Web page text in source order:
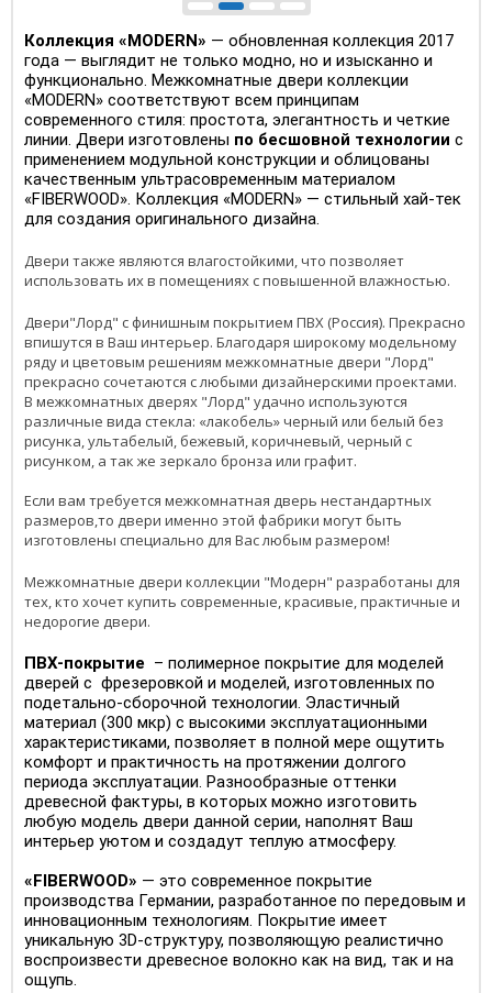
Коллекция «MODERN» — обновленная коллекция 2017
года — выглядит не только модно, но и изысканно и
функционально. Межкомнатные двери коллекции
«MODERN» соответствуют всем принципам
современного стиля: простота, элегантность и четкие
линии. Двери изготовлены по бесшовной технологии с
применением модульной конструкции и облицованы
качественным ультрасовременным материалом
«FIBERWOOD». Коллекция «MODERN» — стильный хай-тек
для создания оригинального дизайна.
Двери также являются влагостойкими, что позволяет
использовать их в помещениях с повышенной влажностью.
Двери"Лорд" с финишным покрытием ПВХ (Россия). Прекрасно
впишутся в Ваш интерьер. Благодаря широкому модельному
ряду и цветовым решениям межкомнатные двери "Лорд"
прекрасно сочетаются с любыми дизайнерскими проектами.
В межкомнатных дверях "Лорд" удачно используются
различные вида стекла: «лакобель» черный или белый без
рисунка, ультабелый, бежевый, коричневый, черный с
рисунком, а так же зеркало бронза или графит.
Если вам требуется межкомнатная дверь нестандартных
размеров,то двери именно этой фабрики могут быть
изготовлены специально для Вас любым размером!
Межкомнатные двери коллекции "Модерн" разработаны для
тех, кто хочет купить современные, красивые, практичные и
недорогие двери.
ПВХ-покрытие – полимерное покрытие для моделей
дверей с фрезеровкой и моделей, изготовленных по
подетально-сборочной технологии. Эластичный
материал (300 мкр) с высокими эксплуатационными
характеристиками, позволяет в полной мере ощутить
комфорт и практичность на протяжении долгого
периода эксплуатации. Разнообразные оттенки
древесной фактуры, в которых можно изготовить
любую модель двери данной серии, наполнят Ваш
интерьер уютом и создадут теплую атмосферу.
«FIBERWOOD» — это современное покрытие
производства Германии, разработанное по передовым и
инновационным технологиям. Покрытие имеет
уникальную 3D-структуру, позволяющую реалистично
воспроизвести древесное волокно как на вид, так и на
ощупь.